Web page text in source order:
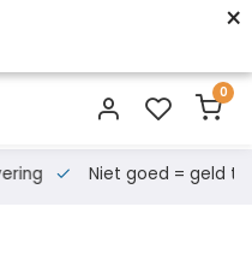
×
0
Niet goed = geld